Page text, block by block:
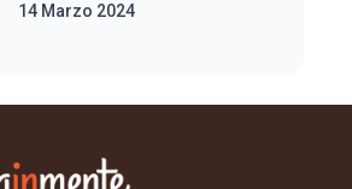
14 Marzo 2024